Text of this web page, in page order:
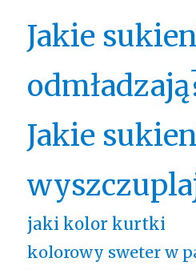
Jakie
Jakie
jaki kolor kurtki
kolorowy sweter w